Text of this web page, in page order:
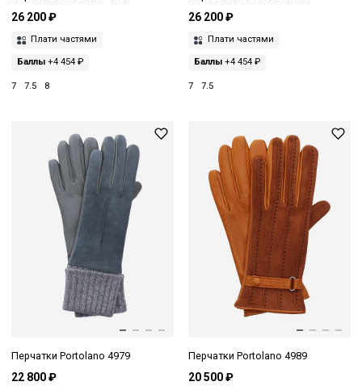
26 200 ₽
Плати частями
Баллы +4 454 ₽
7 7.5 8
26 200 ₽
Плати частями
Баллы+4 454 ₽
7 7.5
Перчатки Portolano 4979
22 800 ₽
Перчатки Portolano 4989
20 500 ₽